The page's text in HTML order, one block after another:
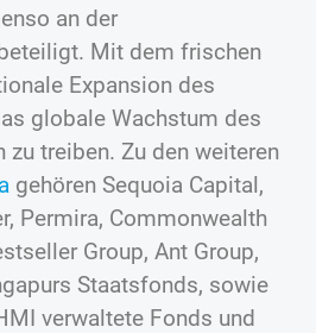
an der
Mit dem frischen
Expansion des
globale Wachstum des
zu treiben. Zu den weiteren
gehören Sequoia Capital,
Permira, Commonwealth
Group, Ant Group,
Staatsfonds, sowie
verwaltete Fonds und